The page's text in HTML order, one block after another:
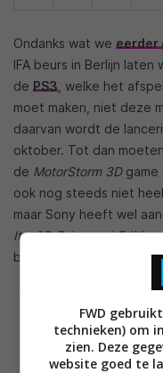
Ondanks wat we eerder
IFA beurs in Berlijn
de PS3 , welke het
moet maken, niet deze
daarvan wordt de
oktober. Tot dan
de MotorStorm 3Dgame
ook nog steeds niet
maar Sony heeft wel
It – 3D Enhanced Edition
bundelen met een
FWD
technieken) om
zien. Deze
website goed te